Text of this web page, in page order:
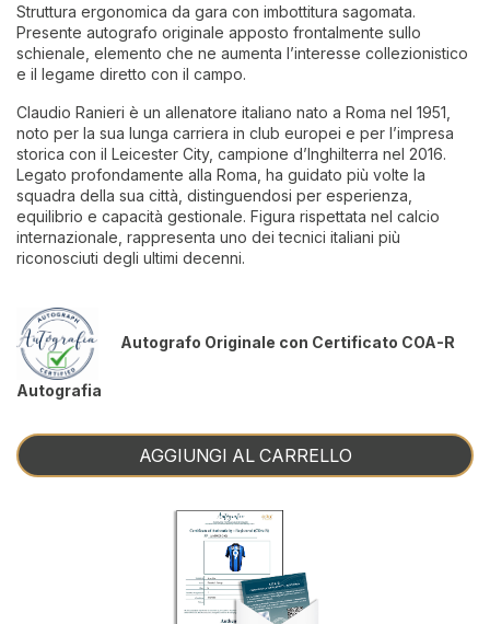
Struttura ergonomica da gara con imbottitura sagomata.
Presente autografo originale apposto frontalmente sullo
schienale, elemento che ne aumenta l’interesse collezionistico
e il legame diretto con il campo.
Claudio Ranieri è un allenatore italiano nato a Roma nel 1951,
noto per la sua lunga carriera in club europei e per l’impresa
storica con il Leicester City, campione d’Inghilterra nel 2016.
Legato profondamente alla Roma, ha guidato più volte la
squadra della sua città, distinguendosi per esperienza,
equilibrio e capacità gestionale. Figura rispettata nel calcio
internazionale, rappresenta uno dei tecnici italiani più
riconosciuti degli ultimi decenni.
Autografo Originale con Certificato COA-R
Autografia
AGGIUNGI AL CARRELLO